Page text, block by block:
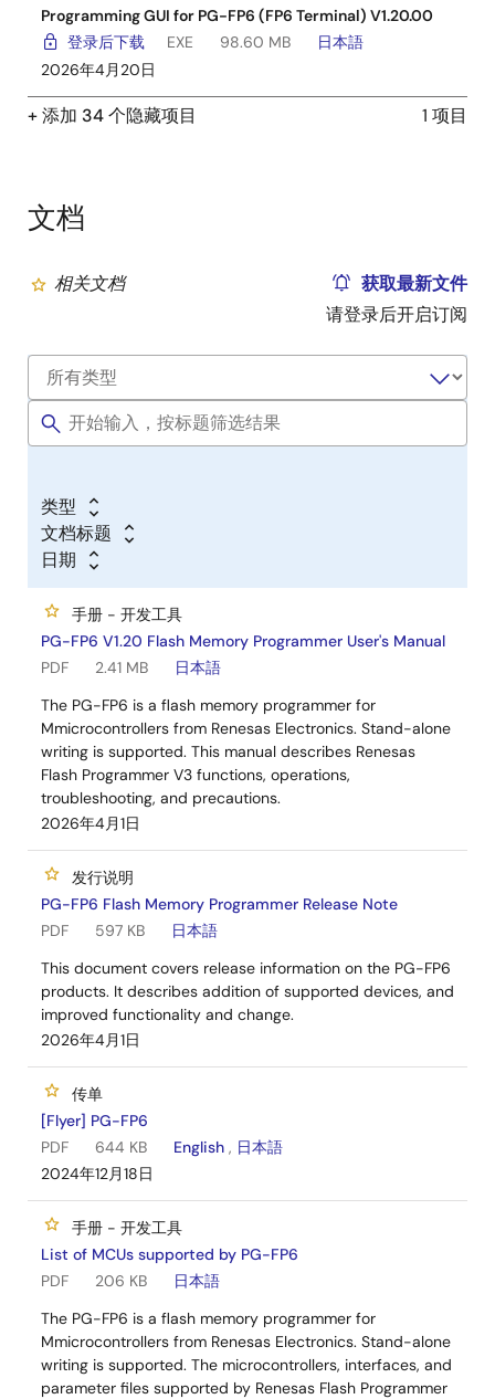
Programming GUI for PG-FP6 (FP6 Terminal) V1.20.00
登录后下载
EXE 98.60 MB
日本語
2026年4月20日
+ 添加 34 个隐藏项目 1 项目
文档
相关文档
获取最新文件
请登录后开启订阅
类型
文档标题
日期
手册 - 开发工具
PG-FP6 V1.20 Flash Memory Programmer User's Manual
PDF
2.41 MB
日本語
The PG-FP6 is a flash memory programmer for
Mmicrocontrollers from Renesas Electronics. Stand-alone
writing is supported. This manual describes Renesas
Flash Programmer V3 functions, operations,
troubleshooting, and precautions.
2026年4月1日
发行说明
PG-FP6 Flash Memory Programmer Release Note
PDF
597 KB
日本語
This document covers release information on the PG-FP6
products. It describes addition of supported devices, and
improved functionality and change.
2026年4月1日
传单
[Flyer] PG-FP6
PDF
644 KB English , 日本語
2024年12月18日
手册 - 开发工具
List of MCUs supported by PG-FP6
PDF
206 KB
日本語
The PG-FP6 is a flash memory programmer for
Mmicrocontrollers from Renesas Electronics. Stand-alone
writing is supported. The microcontrollers, interfaces, and
parameter files supported by Renesas Flash Programmer